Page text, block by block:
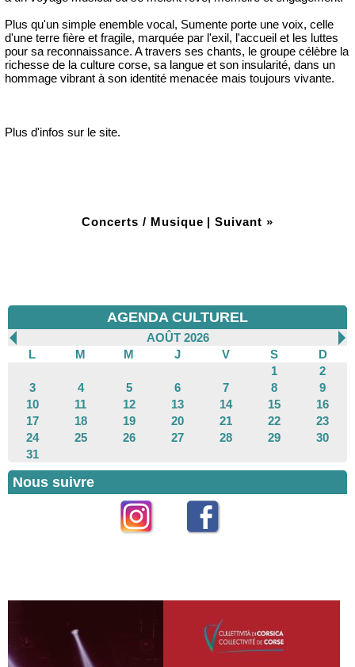
Plus qu'un simple enemble vocal, Sumente porte une voix, celle
d'une terre fière et fragile, marquée par l'exil, l'accueil et les luttes
pour sa reconnaissance. A travers ses chants, le groupe célèbre la
richesse de la culture corse, sa langue et son insularité, dans un
hommage vibrant à son identité menacée mais toujours vivante.
Plus d'infos sur le site.
Concerts / Musique | Suivant »
AGENDA CULTUREL
AOÛT 2026
L
M M J V S
D
1
2
3
4 5 6 7 8
9
10
11 12 13 14 15
16
17
18 19 20 21 22
23
24
25 26 27 28 29
30
31
Nous suivre